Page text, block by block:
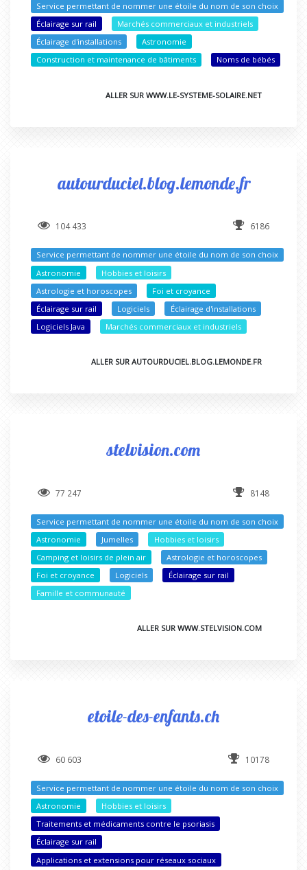
Service permettant de nommer une étoile du nom de son choix
Éclairage sur rail
Marchés commerciaux et industriels
Éclairage d'installations
Astronomie
Construction et maintenance de bâtiments
Noms de bébés
ALLER SUR WWW.LE-SYSTEME-SOLAIRE.NET
autourduciel.blog.lemonde.fr
104 433 6186
Service permettant de nommer une étoile du nom de son choix
Astronomie
Hobbies et loisirs
Astrologie et horoscopes
Foi et croyance
Éclairage sur rail
Logiciels
Éclairage d'installations
Logiciels Java
Marchés commerciaux et industriels
ALLER SUR AUTOURDUCIEL.BLOG.LEMONDE.FR
stelvision.com
77 247 8148
Service permettant de nommer une étoile du nom de son choix
Astronomie
Jumelles
Hobbies et loisirs
Camping et loisirs de plein air
Astrologie et horoscopes
Foi et croyance
Logiciels
Éclairage sur rail
Famille et communauté
ALLER SUR WWW.STELVISION.COM
etoile-des-enfants.ch
60 603 10178
Service permettant de nommer une étoile du nom de son choix
Astronomie
Hobbies et loisirs
Traitements et médicaments contre le psoriasis
Éclairage sur rail
Applications et extensions pour réseaux sociaux